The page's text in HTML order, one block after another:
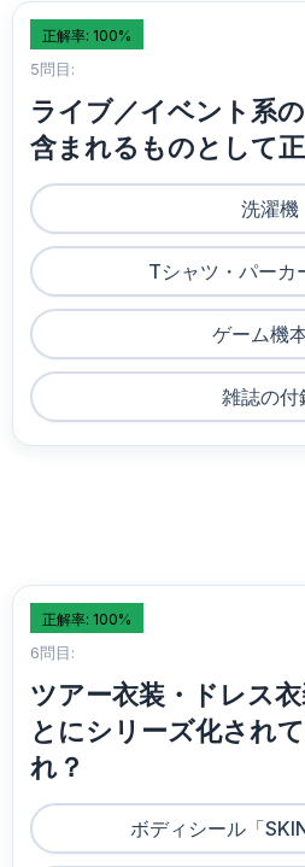
正解率: 100%
5問目:
ライブ／イベント系
含まれるものとして
洗濯機
Tシャツ・パーカ
ゲーム機
雑誌の付
正解率: 100%
6問目:
ツアー衣装・ドレス
とにシリーズ化され
れ？
ボディシール「